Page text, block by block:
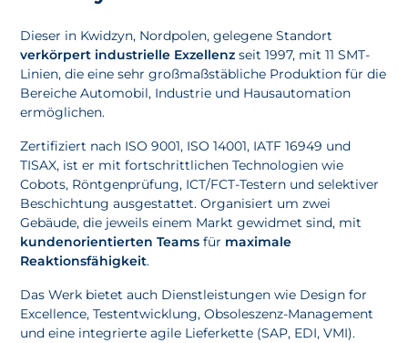
Dieser in Kwidzyn, Nordpolen, gelegene Standort
verkörpert industrielle Exzellenz seit 1997, mit 11 SMT-
Linien, die eine sehr großmaßstäbliche Produktion für die
Bereiche Automobil, Industrie und Hausautomation
ermöglichen.
Zertifiziert nach ISO 9001, ISO 14001, IATF 16949 und
TISAX, ist er mit fortschrittlichen Technologien wie
Cobots, Röntgenprüfung, ICT/FCT-Testern und selektiver
Beschichtung ausgestattet. Organisiert um zwei
Gebäude, die jeweils einem Markt gewidmet sind, mit
kundenorientierten Teams für maximale
Reaktionsfähigkeit.
Das Werk bietet auch Dienstleistungen wie Design for
Excellence, Testentwicklung, Obsoleszenz-Management
und eine integrierte agile Lieferkette (SAP, EDI, VMI).